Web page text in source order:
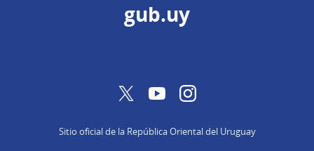
gub.uy
TwitterYouTubeInstagram
Sitio oficial de la República Oriental del Uruguay